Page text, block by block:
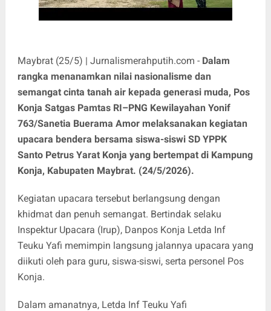
Maybrat (25/5) | Jurnalismerahputih.com - Dalam
rangka menanamkan nilai nasionalisme dan
semangat cinta tanah air kepada generasi muda, Pos
Konja Satgas Pamtas RI–PNG Kewilayahan Yonif
763/Sanetia Buerama Amor melaksanakan kegiatan
upacara bendera bersama siswa-siswi SD YPPK
Santo Petrus Yarat Konja yang bertempat di Kampung
Konja, Kabupaten Maybrat. (24/5/2026).
Kegiatan upacara tersebut berlangsung dengan
khidmat dan penuh semangat. Bertindak selaku
Inspektur Upacara (Irup), Danpos Konja Letda Inf
Teuku Yafi memimpin langsung jalannya upacara yang
diikuti oleh para guru, siswa-siswi, serta personel Pos
Konja.
Dalam amanatnya, Letda Inf Teuku Yafi